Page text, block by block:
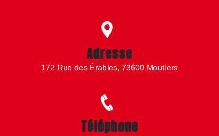
Adresse
172 Rue des Érables, 73600 Moutiers
Téléphone